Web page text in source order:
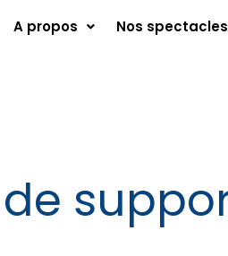
A propos Nos spectacles